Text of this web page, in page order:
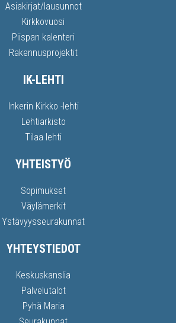
Asiakirjat/lausunnot
Kirkkovuosi
Piispan kalenteri
Rakennusprojektit
IK-LEHTI
Inkerin Kirkko -lehti
Lehtiarkisto
Tilaa lehti
YHTEISTYÖ
Sopimukset
Väylämerkit
Ystävyysseurakunnat
YHTEYSTIEDOT
Keskuskanslia
Palvelutalot
Pyhä Maria